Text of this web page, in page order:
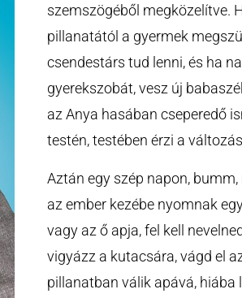
szemszögéből megközelítve.
pillanatától a gyermek
csendestárs tud lenni, és ha
gyerekszobát, vesz új
az Anya hasában cseperedő
testén, testében érzi a
Aztán egy szép napon,
az ember kezébe nyomnak
vagy az ő apja, fel kell
vigyázz a kutacsára, vágd el
pillanatban válik apává, hiába